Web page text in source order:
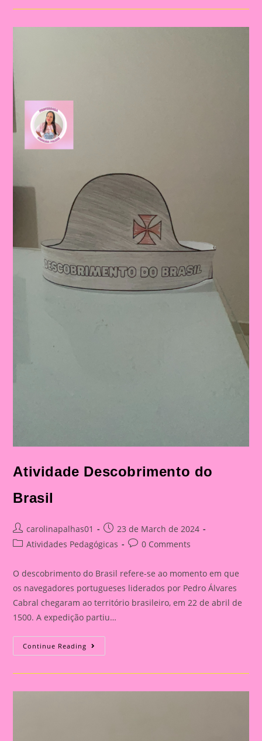
Atividade Descobrimento do
Brasil
Post
author:
carolinapalhas01
Post
published:
23 de March de 2024
PostAtividades Pedagógicas
Post0 Comments
O descobrimento do Brasil refere-se ao momento em que
os navegadores portugueses liderados por Pedro Álvares
Cabral chegaram ao território brasileiro, em 22 de abril de
1500. A expedição partiu…
Continue Reading Atividade
Descobrimento